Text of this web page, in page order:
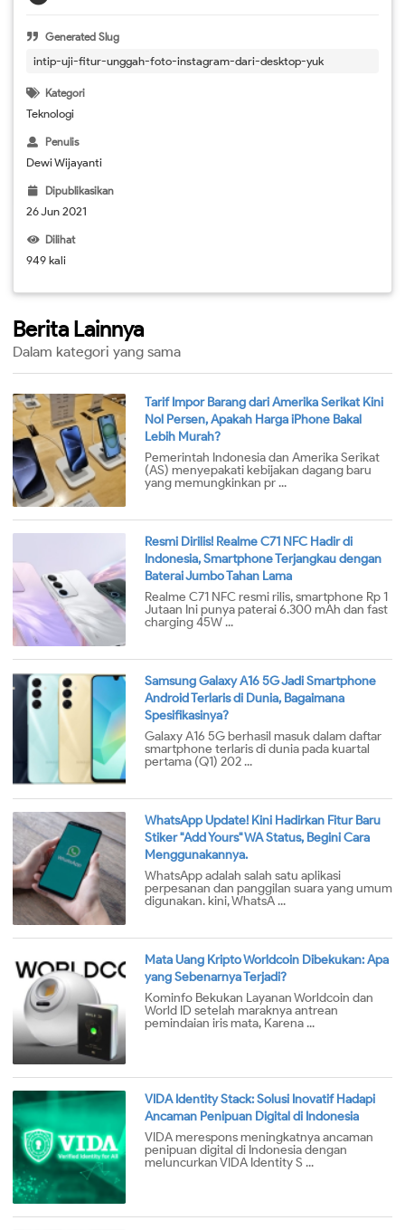
Generated Slug
intip-uji-fitur-unggah-foto-instagram-dari-desktop-yuk
Kategori
Teknologi
Penulis
Dewi Wijayanti
Dipublikasikan
26 Jun 2021
Dilihat
949 kali
Berita Lainnya
Dalam kategori yang sama
Tarif Impor Barang dari Amerika Serikat Kini
Nol Persen, Apakah Harga iPhone Bakal
Lebih Murah?
Pemerintah Indonesia dan Amerika Serikat
(AS) menyepakati kebijakan dagang baru
yang memungkinkan pr ...
Resmi Dirilis! Realme C71 NFC Hadir di
Indonesia, Smartphone Terjangkau dengan
Baterai Jumbo Tahan Lama
Realme C71 NFC resmi rilis, smartphone Rp 1
Jutaan Ini punya paterai 6.300 mAh dan fast
charging 45W ...
Samsung Galaxy A16 5G Jadi Smartphone
Android Terlaris di Dunia, Bagaimana
Spesifikasinya?
Galaxy A16 5G berhasil masuk dalam daftar
smartphone terlaris di dunia pada kuartal
pertama (Q1) 202 ...
WhatsApp Update! Kini Hadirkan Fitur Baru
Stiker "Add Yours" WA Status, Begini Cara
Menggunakannya.
WhatsApp adalah salah satu aplikasi
perpesanan dan panggilan suara yang umum
digunakan. kini, WhatsA ...
Mata Uang Kripto Worldcoin Dibekukan: Apa
yang Sebenarnya Terjadi?
Kominfo Bekukan Layanan Worldcoin dan
World ID setelah maraknya antrean
pemindaian iris mata, Karena ...
VIDA Identity Stack: Solusi Inovatif Hadapi
Ancaman Penipuan Digital di Indonesia
VIDA merespons meningkatnya ancaman
penipuan digital di Indonesia dengan
meluncurkan VIDA Identity S ...